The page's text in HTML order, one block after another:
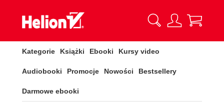
Kategorie Książki Ebooki Kursy video
Audiobooki Promocje Nowości Bestsellery
Darmowe ebooki